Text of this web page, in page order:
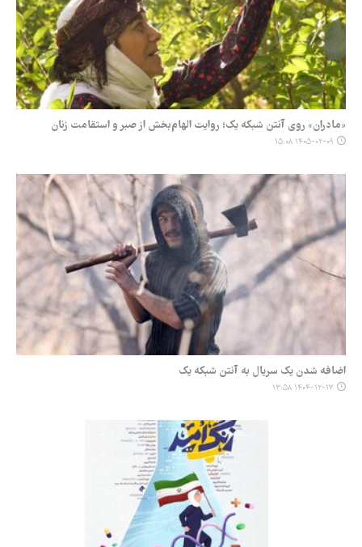
«مادران» روی آنتن شبکه یک؛ روایت الهام‌بخش از صبر و استقامت زنان
۱۴۰۵-۰۲-۰۹ ۱۵:۰۸
اضافه شدن یک سریال به آنتن شبکه یک
۱۴۰۴-۱۲-۱۷ ۱۳:۵۸